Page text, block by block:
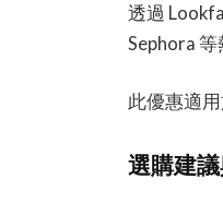
透過
Sephora
此優惠適
選購建